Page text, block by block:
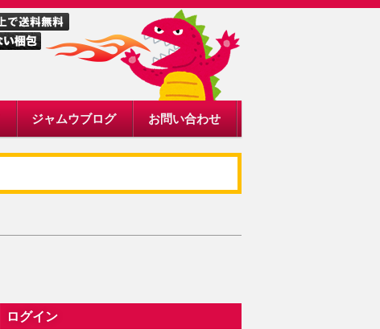
ジャムウブログ お問い合わせ
ログイン